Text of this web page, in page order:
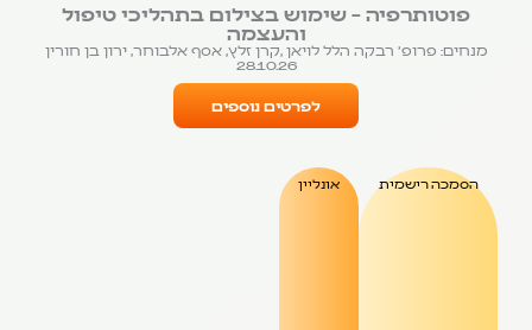
פוטותרפיה – שימוש בצילום בתהליכי טיפול
והעצמה
מנחים: פרופ' רבקה הלל לויאן ,קרן זלץ, אסף אלבוחר, ירון בן חורין
28.10.26
לפרטים נוספים
הסמכה רישמית אונליין